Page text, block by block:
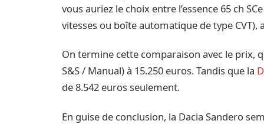
vous auriez le choix entre l’essence 65 ch
vitesses ou boîte automatique de type CVT),
On termine cette comparaison avec le prix,
S&S / Manual) à 15.250 euros. Tandis que la
de 8.542 euros seulement.
En guise de conclusion, la Dacia Sandero